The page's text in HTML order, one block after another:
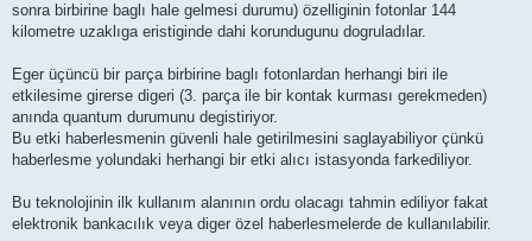
sonra birbirine baglı hale gelmesi durumu) özelliginin fotonlar 144
kilometre uzaklıga eristiginde dahi korundugunu dogruladılar.
Eger üçüncü bir parça birbirine baglı fotonlardan herhangi biri ile
etkilesime girerse digeri (3. parça ile bir kontak kurması gerekmeden)
anında quantum durumunu degistiriyor.
Bu etki haberlesmenin güvenli hale getirilmesini saglayabiliyor çünkü
haberlesme yolundaki herhangi bir etki alıcı istasyonda farkediliyor.
Bu teknolojinin ilk kullanım alanının ordu olacagı tahmin ediliyor fakat
elektronik bankacılık veya diger özel haberlesmelerde de kullanılabilir.